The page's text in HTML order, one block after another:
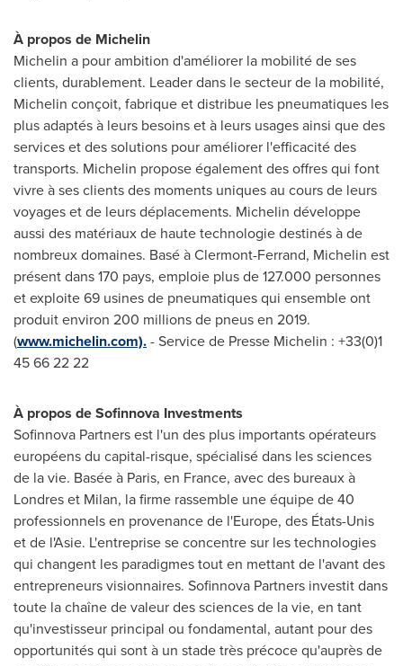
À propos de Michelin
Michelin a pour ambition d'améliorer la mobilité de ses
clients, durablement. Leader dans le secteur de la mobilité,
Michelin conçoit, fabrique et distribue les pneumatiques les
plus adaptés à leurs besoins et à leurs usages ainsi que des
services et des solutions pour améliorer l'efficacité des
transports. Michelin propose également des offres qui font
vivre à ses clients des moments uniques au cours de leurs
voyages et de leurs déplacements. Michelin développe
aussi des matériaux de haute technologie destinés à de
nombreux domaines. Basé àClermont-Ferrand, Michelin est
présent dans 170 pays, emploie plus de 127.000 personnes
et exploite 69 usines de pneumatiques qui ensemble ont
produit environ 200 millions de pneus en 2019.
(www.michelin.com).- Service de Presse Michelin : +33(0)1
45 66 22 22
À propos de Sofinnova Investments
Sofinnova Partners est l'un des plus importants opérateurs
européens du capital-risque, spécialisé dans les sciences
de la vie. Basée à Paris, en France, avec des bureaux à
Londres et Milan, la firme rassemble une équipe de 40
professionnels en provenance de l'Europe, des États-Unis
et de l'Asie. L'entreprise se concentre sur les technologies
qui changent les paradigmes tout en mettant de l'avant des
entrepreneurs visionnaires. Sofinnova Partners investit dans
toute la chaîne de valeur des sciences de la vie, en tant
qu'investisseur principal ou fondamental, autant pour des
opportunités qui sont à un stade très précoce qu'auprès de